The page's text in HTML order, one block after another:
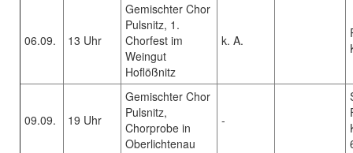
06.09. 13 Uhr
Gemischter Chor
Pulsnitz, 1.
Chorfest im
Weingut
Hoflößnitz
k. A.
09.09. 19 Uhr
Gemischter Chor
Pulsnitz,
Chorprobe in
Oberlichtenau
-